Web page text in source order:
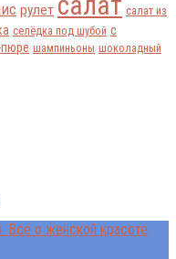
рулет
салат из
селёдка под шубой с
шампиньоны шоколадный
Всё о женской красоте